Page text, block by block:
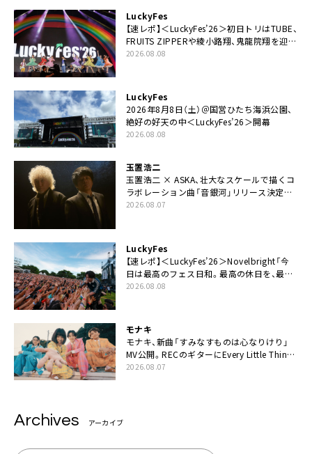
LuckyFes
【速レポ】＜LuckyFes’26＞初日トリはTUBE、
FRUITS ZIPPERや綾小路翔、鬼龍院翔を迎え
た豪華コラボも「知ってたらぜひ一緒に歌っ
2026.08.08
LuckyFes
2026年8月8日（土）＠国営ひたち海浜公園、
絶好の好天の中＜LuckyFes’26＞開幕
2026.08.08
玉置浩二
玉置浩二 × ASKA、壮大なスケールで描くコ
ラボレーション曲「音銀河」リリース決定。
カップリングには新曲「命の宿り」収録も
2026.08.07
LuckyFes
【速レポ】＜LuckyFes’26＞Novelbright「今
日は最高のフェス日和。最高の休日を、最高
の夏休みを作っていきたい」
2026.08.08
モナキ
モナキ、新曲「すみなすものは心なりけり」
MV公開。RECのギターにEvery Little Thing・
伊藤一朗参加も
2026.08.07
Archives アーカイブ